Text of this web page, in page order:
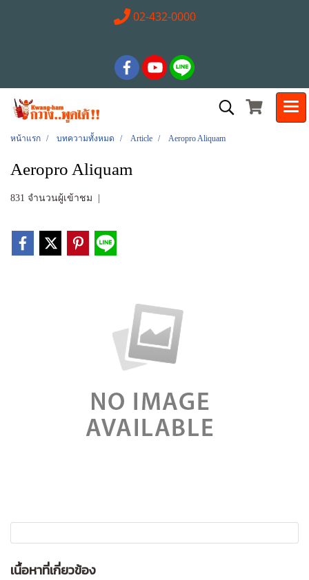
02-432-0000
หน้าแรก บทความทั้งหมด Article Aeropro Aliquam
Aeropro Aliquam
831 จำนวนผู้เข้าชม
เนื้อหาที่เกี่ยวข้อง